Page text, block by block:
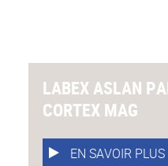
LABEX ASLAN
CORTEX MAG
EN SAVOIR PLUS